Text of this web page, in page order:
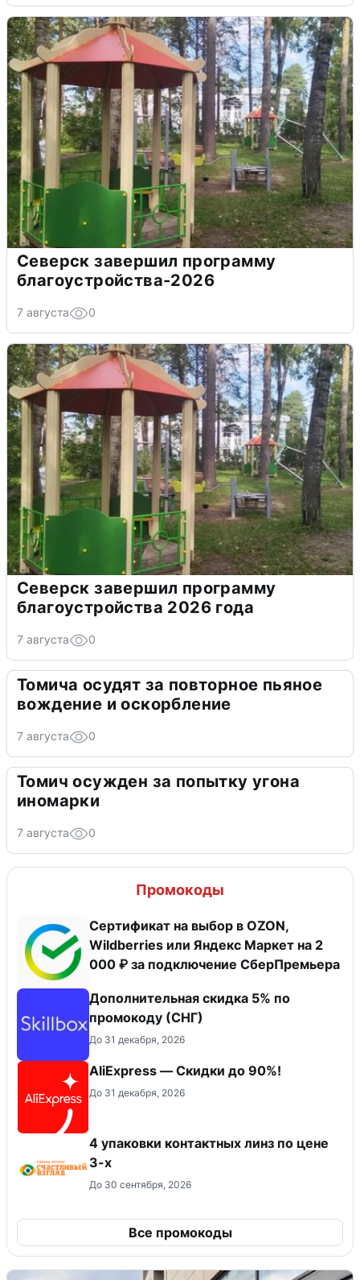
Северск завершил программу
благоустройства-2026
7 августа 0
Северск завершил программу
благоустройства 2026 года
7 августа 0
Томича осудят за повторное пьяное
вождение и оскорбление
7 августа 0
Томич осужден за попытку угона
иномарки
7 августа 0
Промокоды
Сертификат на выбор в OZON,
Wildberries или Яндекс Маркет на 2
000 ₽ за подключение СберПремьера
Дополнительная скидка 5% по
промокоду (СНГ)
До 31 декабря, 2026
AliExpress — Скидки до 90%!
До 31 декабря, 2026
4 упаковки контактных линз по цене
3-х
До 30 сентября, 2026
Все промокоды